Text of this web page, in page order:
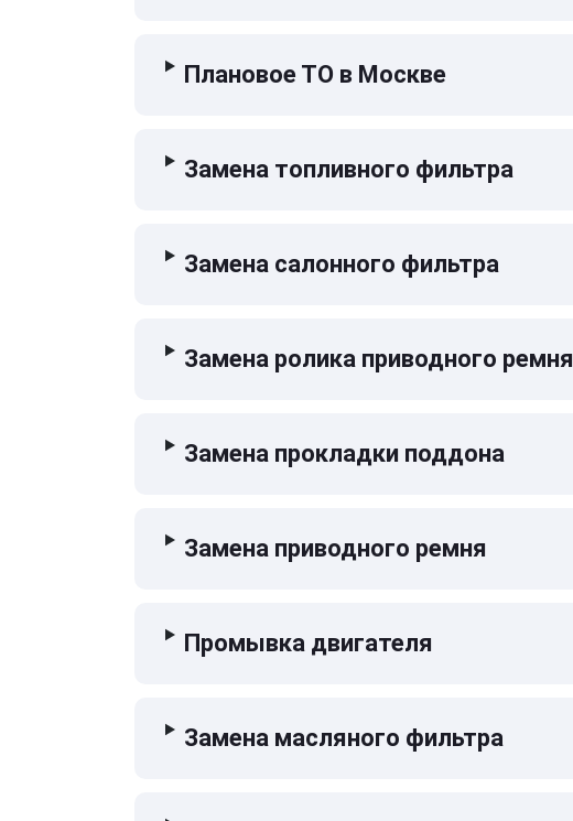
Плановое ТО в Москве
Замена топливного фильтра
Замена салонного фильтра
Замена ролика приводного ремня
Замена прокладки поддона
Замена приводного ремня
Промывка двигателя
Замена масляного фильтра